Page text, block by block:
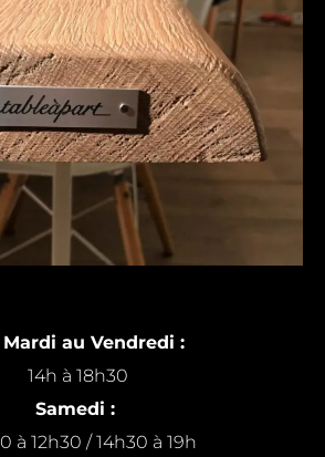
Mardi au Vendredi :
14h à 18h30
Samedi :
à 12h30 / 14h30 à 19h